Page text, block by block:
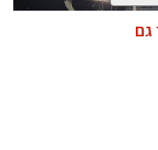
גם